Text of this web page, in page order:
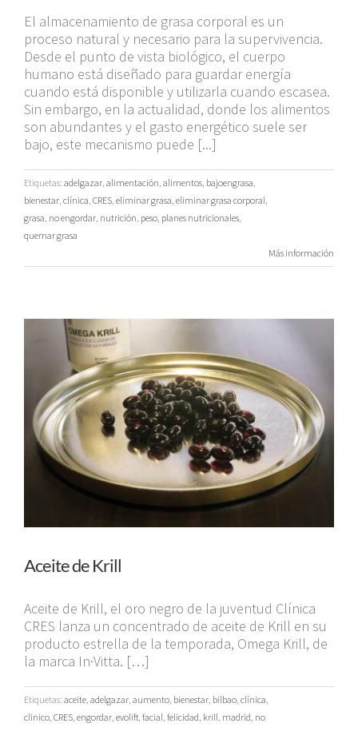
El almacenamiento de grasa corporal es un
proceso natural y necesario para la supervivencia.
Desde el punto de vista biológico, el cuerpo
humano está diseñado para guardar energía
cuando está disponible y utilizarla cuando escasea.
Sin embargo, en la actualidad, donde los alimentos
son abundantes y el gasto energético suele ser
bajo, este mecanismo puede [...]
Etiquetas: adelgazar, alimentación, alimentos, bajoengrasa,
bienestar, clínica, CRES, eliminar grasa, eliminar grasa corporal,
grasa, no engordar, nutrición, peso, planes nutricionales,
quemar grasa
Más información
Aceite de Krill
Aceite de Krill, el oro negro de la juventud Clínica
CRES lanza un concentrado de aceite de Krill en su
producto estrella de la temporada, Omega Krill, de
la marca In·Vitta. […]
Etiquetas: aceite, adelgazar, aumento, bienestar, bilbao, clínica,
clinico, CRES, engordar, evolift, facial, felicidad, krill, madrid, no